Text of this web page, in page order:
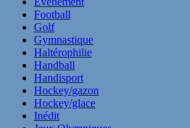
Football
Golf
Gymnastique
Haltérophilie
Handball
Handisport
Hockey/gazon
Hockey/glace
Inédit